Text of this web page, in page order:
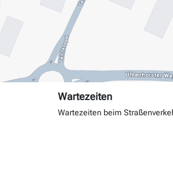
Wartezeiten
Wartezeiten beim